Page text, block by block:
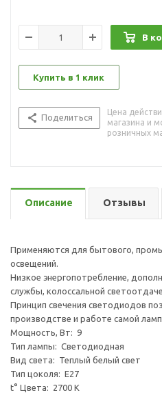
В
Купить в 1 клик
Поделиться
Цена
магазина и
розничных
Описание Отзывы
Применяются для бытового,
освещений.
Низкое энергопотребление,
службы, колоссальной
Принцип свечения светодиодов
производстве и работе самой
Мощность, Вт: 9
Тип лампы: Светодиодная
Вид света: Теплый белый свет
Тип цоколя: Е27
t° Цвета: 2700 К